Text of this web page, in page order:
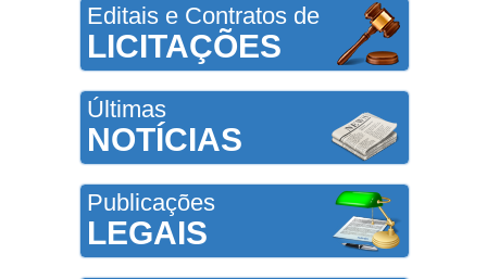
Editais e Contratos de
LICITAÇÕES
Últimas
NOTÍCIAS
Publicações
LEGAIS